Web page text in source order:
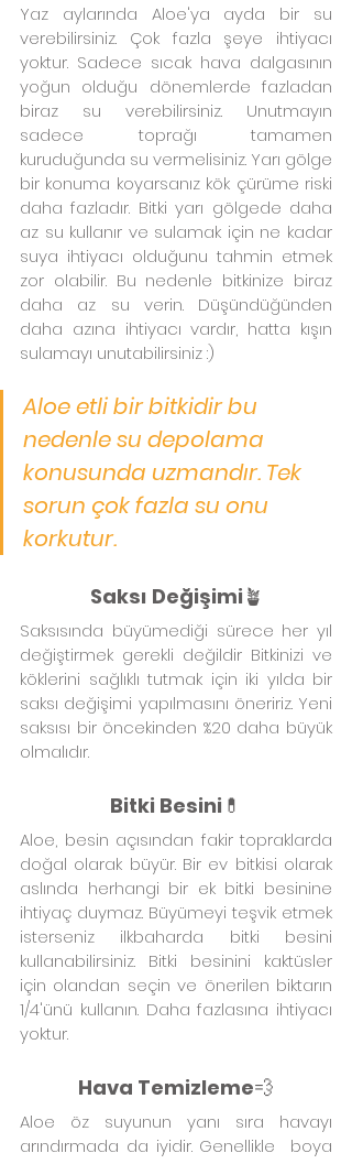
Yaz aylarında Aloe'ya ayda bir su
verebilirsiniz. Çok fazla şeye ihtiyacı
yoktur. Sadece sıcak hava dalgasının
yoğun olduğu dönemlerde fazladan
biraz su verebilirsiniz. Unutmayın
sadece toprağı tamamen
kuruduğunda su vermelisiniz. Yarı gölge
bir konuma koyarsanız kök çürüme riski
daha fazladır. Bitki yarı gölgede daha
az su kullanır ve sulamak için ne kadar
suya ihtiyacı olduğunu tahmin etmek
zor olabilir. Bu nedenle bitkinize biraz
daha az su verin. Düşündüğünden
daha azına ihtiyacı vardır, hatta kışın
sulamayı unutabilirsiniz :)
Aloe etli bir bitkidir bu
nedenle su depolama
konusunda uzmandır. Tek
sorun çok fazla su onu
korkutur.
Saksı Değişimi 🪴
Saksısında büyümediği sürece her yıl
değiştirmek gerekli değildir Bitkinizi ve
köklerini sağlıklı tutmak için iki yılda bir
saksı değişimi yapılmasını öneririz. Yeni
saksısı bir öncekinden %20 daha büyük
olmalıdır.
Bitki Besini 💊
Aloe, besin açısından fakir topraklarda
doğal olarak büyür. Bir ev bitkisi olarak
aslında herhangi bir ek bitki besinine
ihtiyaç duymaz. Büyümeyi teşvik etmek
isterseniz ilkbaharda bitki besini
kullanabilirsiniz. Bitki besinini kaktüsler
için olandan seçin ve önerilen biktarın
1/4'ünü kullanın. Daha fazlasına ihtiyacı
yoktur.
Hava Temizleme💨
Aloe öz suyunun yanı sıra havayı
arındırmada da iyidir. Genellikle  boya